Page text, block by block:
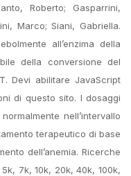
Roberto; Gasparrini,
Marco; Siani, Gabriella.
all’enzima della
della conversione del
Devi abilitare JavaScript
di questo sito. I dosaggi
nell’intervallo
terapeutico di base
dell’anemia. Ricerche
7k, 10k, 20k, 40k, 100k,